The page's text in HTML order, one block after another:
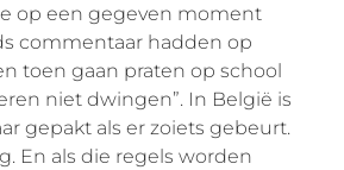
op een gegeven moment
commentaar hadden op
toen gaan praten op school
niet dwingen”. In België is
gepakt als er zoiets gebeurt.
En als die regels worden